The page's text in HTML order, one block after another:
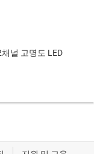
널 고명도 LED